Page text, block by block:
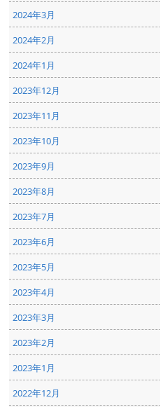
2024年3月
2024年2月
2024年1月
2023年12月
2023年11月
2023年10月
2023年9月
2023年8月
2023年7月
2023年6月
2023年5月
2023年4月
2023年3月
2023年2月
2023年1月
2022年12月